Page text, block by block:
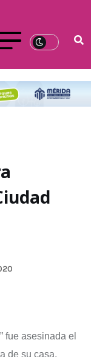
fue asesinada el
de su casa,